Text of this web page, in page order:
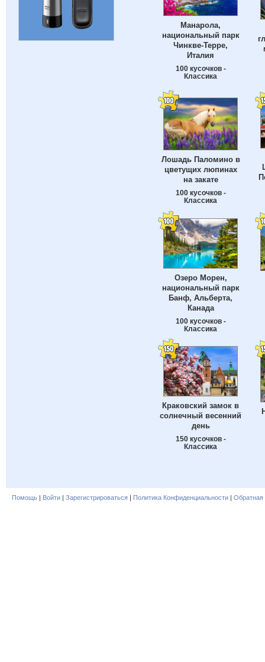
Манарола,
национальный парк
Чинкве-Терре,
Италия
100 кусочков -
Классика
Лошадь Паломино в
цветущих люпинах
на закате
100 кусочков -
Классика
Озеро Морен,
национальный парк
Банф, Альберта,
Канада
100 кусочков -
Классика
Краковский замок в
солнечный весенний
день
150 кусочков -
Классика
Помощь | Войти | Зарегистрироваться | Политика Конфиденциальности | Обратная